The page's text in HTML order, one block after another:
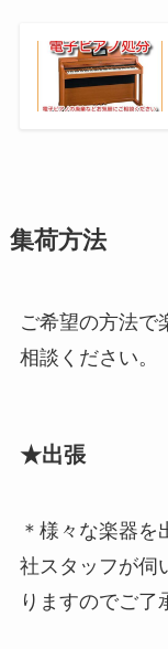
集荷方法
ご希望の方法で
相談ください。
★出張
＊様々な楽器を
社スタッフが伺
りますのでご了